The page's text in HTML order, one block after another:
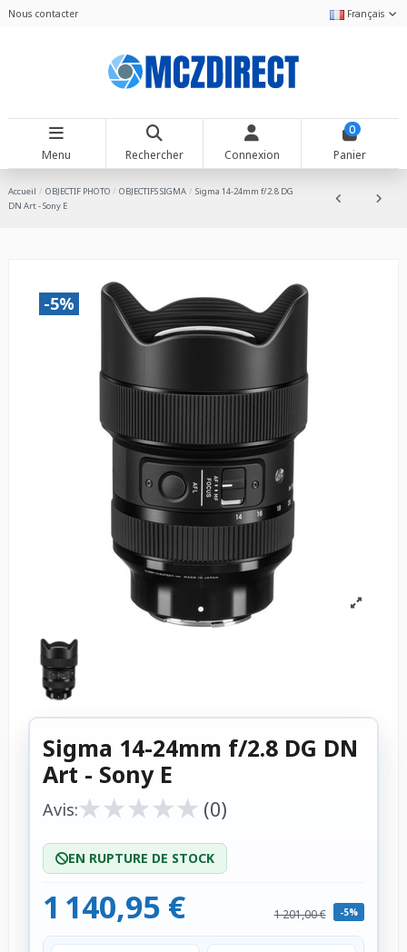
Nous contacter Français
Menu Rechercher Connexion
0
Panier
Accueil OBJECTIF PHOTO OBJECTIFS SIGMA
Sigma 14-24mm f/2.8 DG
DN Art - Sony E
-5%
Sigma 14-24mm f/2.8 DG DN
Art - Sony E
Avis:★
★★
★★
★★
★★
★ (0)
EN RUPTURE DE STOCK
1 140,95 € 1 201,00 € -5%